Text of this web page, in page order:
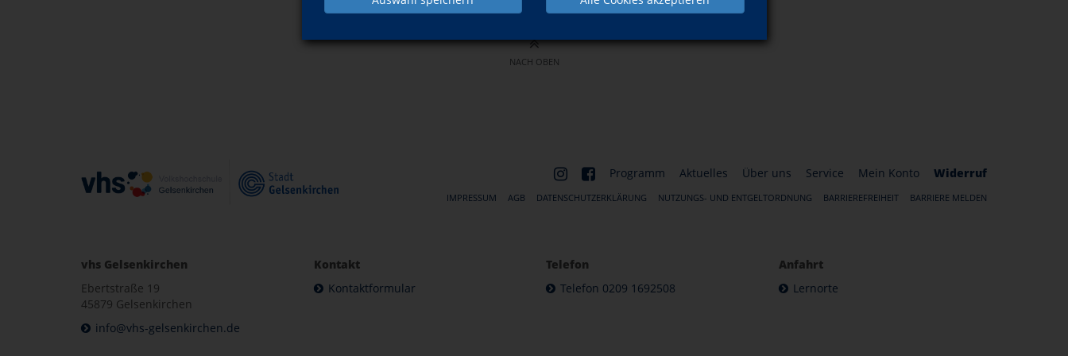
NACH OBEN
Programm Aktuelles Über uns Service Mein Konto Widerruf
IMPRESSUM AGB DATENSCHUTZERKLÄRUNG NUTZUNGS- UND ENTGELTORDNUNG BARRIEREFREIHEIT BARRIERE MELDEN
vhs Gelsenkirchen
Ebertstraße 19
45879 Gelsenkirchen
info@vhs-gelsenkirchen.de
Kontakt
Kontaktformular
Telefon
Telefon 0209 1692508
Anfahrt
Lernorte